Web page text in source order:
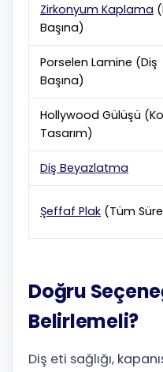
Zirkonyum Kaplama
Başına)
Porselen Lamine (Diş
Başına)
Hollywood Gülüşü
Tasarım)
Diş Beyazlatma
Şeffaf Plak (Tüm
Doğru
Belirlemeli?
Diş eti sağlığı,